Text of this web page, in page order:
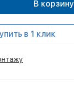
В корзину
в 1 клик